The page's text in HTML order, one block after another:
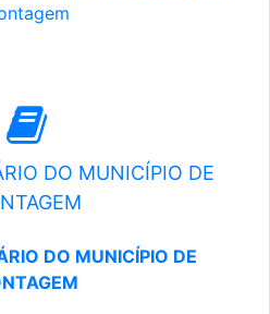
DO MUNICÍPIO DE
DO MUNICÍPIO DE